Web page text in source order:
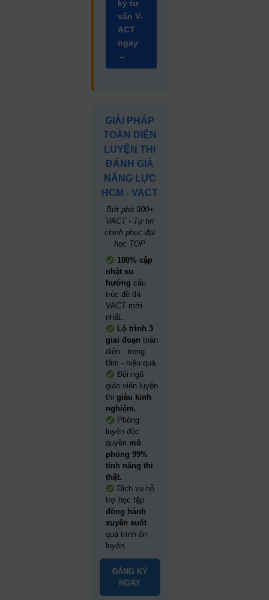
ký tư
vấn V-
ACT
ngay
→
GIẢI PHÁP
TOÀN DIỆN
LUYỆN THI
ĐÁNH GIÁ
NĂNG LỰC
HCM - VACT
Bứt phá 900+
VACT - Tự tin
chinh phục đại
học TOP
100% cập
nhật xu
hướng cấu
trúc đề thi
VACT mới
nhất.
Lộ trình 3
giai đoạn toàn
diện - trọng
tâm - hiệu quả.
Đội ngũ
giáo viên luyện
thigiàu kinh
nghiệm.
Phòng
luyện độc
quyền mô
phỏng 99%
tính năng thi
thật.
Dịch vụ hỗ
trợ học tập
đồng hành
xuyên suốt
quá trình ôn
luyện.
ĐĂNG KÝ
NGAY